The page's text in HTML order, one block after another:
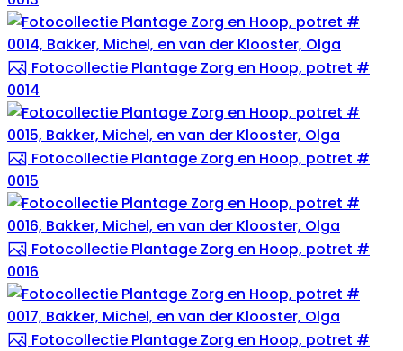
Fotocollectie Plantage Zorg en Hoop, potret #
0014
Fotocollectie Plantage Zorg en Hoop, potret #
0015
Fotocollectie Plantage Zorg en Hoop, potret #
0016
Fotocollectie Plantage Zorg en Hoop, potret #